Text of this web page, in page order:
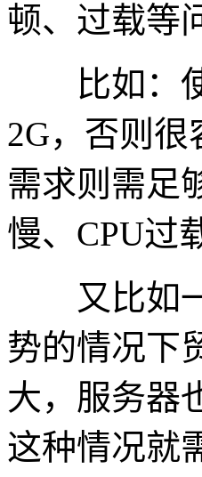
顿、过载等
比如：使
2G，否则
需求则需足
慢、CPU过
又比如一
势的情况下
大，服务器
这种情况就